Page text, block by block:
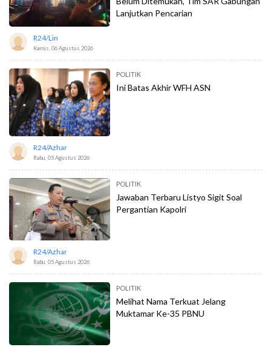
Lanjutkan Pencarian
R24/lin
Kamis, 06 Agustus 2026
POLITIK
Ini Batas Akhir WFH ASN
R24/azhar
Rabu, 05 Agustus 2026
POLITIK
Jawaban Terbaru Listyo Sigit Soal
Pergantian Kapolri
R24/azhar
Rabu, 05 Agustus 2026
POLITIK
Melihat Nama Terkuat Jelang
Muktamar Ke-35 PBNU